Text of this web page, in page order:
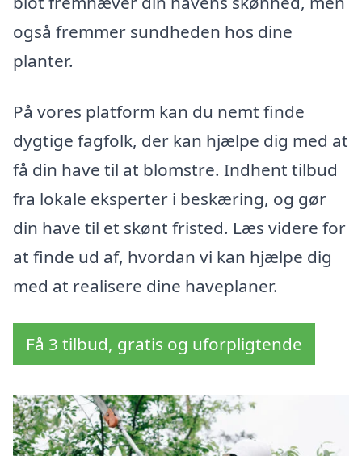
også fremmer sundheden hos dine
planter.
På vores platform kan du nemt finde
dygtige fagfolk, der kan hjælpe dig med at
få din have til at blomstre. Indhent tilbud
fra lokale eksperter i beskæring, og gør
din have til et skønt fristed. Læs videre for
at finde ud af, hvordan vi kan hjælpe dig
med at realisere dine haveplaner.
Få 3 tilbud, gratis og uforpligtende